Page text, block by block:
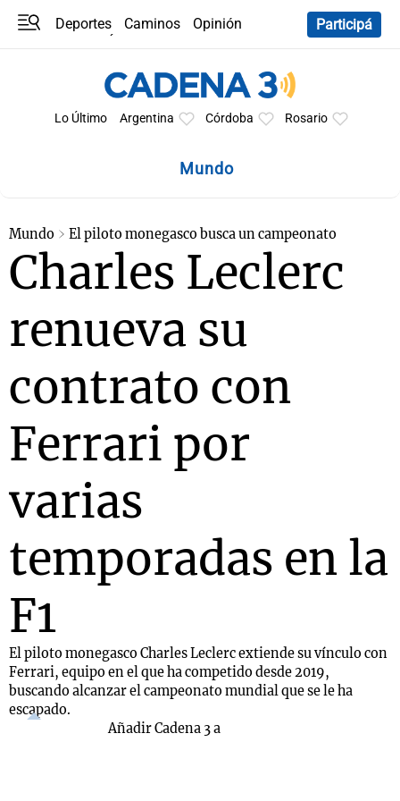
Deportes Caminos
Opinión
Participá
Lo Último Argentina Córdoba Rosario
Mundo
Mundo El piloto monegasco busca un campeonato
Charles Leclerc
renueva su
contrato con
Ferrari por
varias
temporadas en la
F1
El piloto monegasco Charles Leclerc extiende su vínculo con
Ferrari, equipo en el que ha competido desde 2019,
buscando alcanzar el campeonato mundial que se le ha
escapado.
Añadir Cadena 3 a